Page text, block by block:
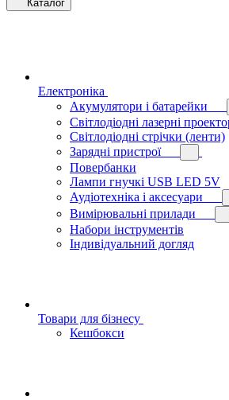
Каталог
Електроніка
Акумулятори і батарейки
Світлодіодні лазерні
Світлодіодні стрічки (ленти)
Зарядні пристрої
Повербанки
Лампи гнучкі USB LED 5V
Аудіотехніка і аксесуари
Вимірювальні прилади
Набори інструментів
Індивідуальний догляд
Товари для бізнесу
Кешбокси